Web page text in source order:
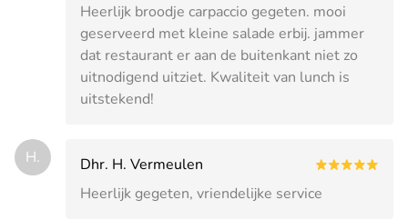
Heerlijk broodje carpaccio gegeten. mooi
geserveerd met kleine salade erbij. jammer
dat restaurant er aan de buitenkant niet zo
uitnodigend uitziet. Kwaliteit van lunch is
uitstekend!
H.
Dhr. H. Vermeulen
Heerlijk gegeten, vriendelijke service